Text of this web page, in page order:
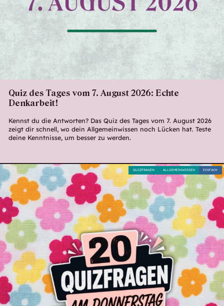
Quiz des Tages vom 7. August 2026: Echte
Denkarbeit!
Kennst du die Antworten? Das Quiz des Tages vom 7. August 2026
zeigt dir schnell, wo dein Allgemeinwissen noch Lücken hat. Teste
deine Kenntnisse, um besser zu werden.
EINFACH
ALLGEMEINWISSEN
QUIZFRAGEN